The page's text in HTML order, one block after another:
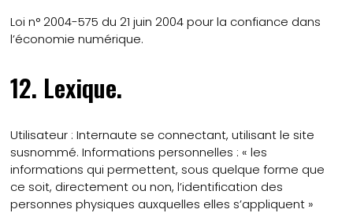
Loi n° 2004-575 du 21 juin 2004 pour la confiance dans
l’économie numérique.
12. Lexique.
Utilisateur : Internaute se connectant, utilisant le site
susnommé. Informations personnelles : « les
informations qui permettent, sous quelque forme que
ce soit, directement ou non, l’identification des
personnes physiques auxquelles elles s’appliquent »